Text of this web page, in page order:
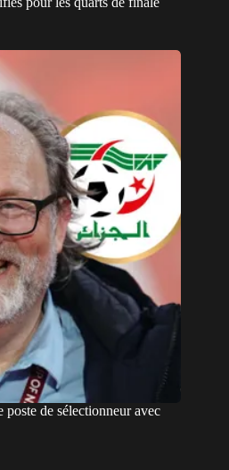
de sélectionneur avec